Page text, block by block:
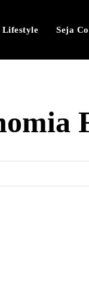
Lifestyle Seja